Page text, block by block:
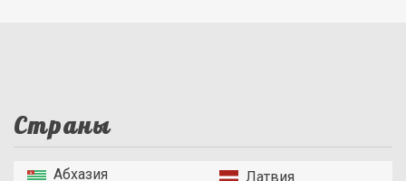
Страны
Абхазия
Латвия